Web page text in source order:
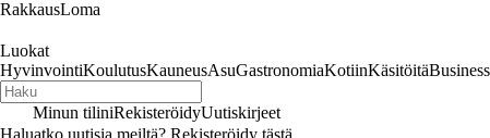
RakkausLoma
Luokat
HyvinvointiKoulutusKauneusAsuGastronomiaKotiinKäsitöitäBusiness
Minun tiliniRekisteröidyUutiskirjeet
Haluatko uutisia meiltä? Rekisteröidy tästä